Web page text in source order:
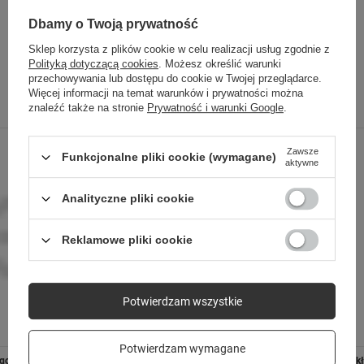
KONTROLĄ
Forevive 5 Fashion może
towarzyszyć Ci w każdym
W jednej chwili zyskasz
dostęp do najważniejszych
danych o zdrowiu i ruchu,
które będziesz mogła
sprawdzić, kiedy tylko
SPRAWDŹ TAKŻE
Poprzedni z tej kategorii
4 rose
Forever
Następny z tej kategorii
Dbamy o Twoją prywatność
Sklep korzysta z plików cookie w celu realizacji usług zgodnie z
Polityką dotyczącą cookies. Możesz określić warunki
przechowywania lub dostępu do cookie w Twojej przeglądarce.
Więcej informacji na temat warunków i prywatności można
znaleźć także na stronie Prywatność i warunki Google.
Funkcjonalne pliki cookie (wymagane)
Zawsze
aktywne
Analityczne pliki cookie
Reklamowe pliki cookie
Potwierdzam wymagane
Potwierdzam wszystkie